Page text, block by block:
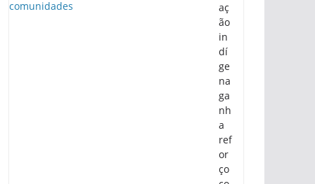
aç
ão
in
dí
ge
na
ga
nh
a
ref
or
ço